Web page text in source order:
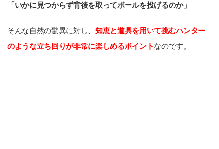
「いかに見つからず背後を取ってボールを投げるのか」
そんな自然の驚異に対し、 知恵と道具を用いて挑むハンター
のような立ち回りが非常に楽しめるポイント なのです。